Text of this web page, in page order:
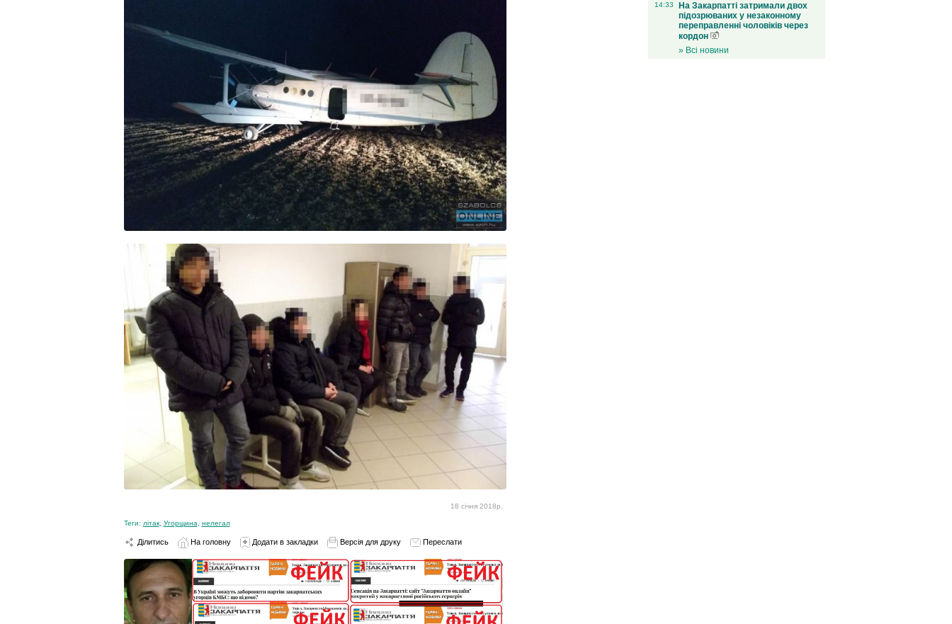
18 січня 2018р.
Теги: літак, Угорщина нелегал
Ділитись На головну Додати в закладки Версія для друку Переслати
14:33
На Закарпатті затримали двох
підозрюваних у незаконному
переправленні чоловіків через
кордон
» Всі новини